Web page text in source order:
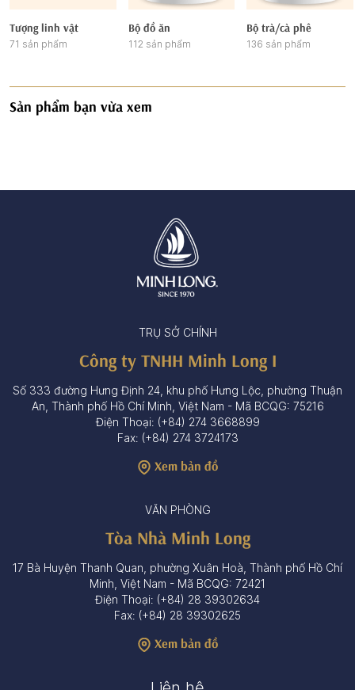
Tượng linh vật
71 sản phẩm
Bộ đồ ăn
112 sản phẩm
Bộ trà/cà phê
136 sản phẩm
Sản phẩm bạn vừa xem
TRỤ SỞ CHÍNH
Công ty TNHH Minh Long I
Số 333 đường Hưng Định 24, khu phố Hưng Lộc, phường Thuận
An, Thành phố Hồ Chí Minh, Việt Nam - Mã BCQG: 75216
Điện Thoại: (+84) 274 3668899
Fax: (+84) 274 3724173
Xem bản đồ
VĂN PHÒNG
Tòa Nhà Minh Long
17 Bà Huyện Thanh Quan, phường Xuân Hoà, Thành phố Hồ Chí
Minh, Việt Nam - Mã BCQG: 72421
Điện Thoại: (+84) 28 39302634
Fax: (+84) 28 39302625
Xem bản đồ